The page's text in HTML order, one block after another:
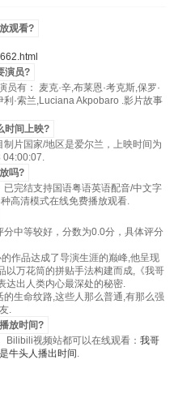
观看?
演员?
有： 麦克·辛,布莱恩·考克斯,保罗·
利·索兰,Luciana Akpobaro .影片故事
时间上映?
片国家/地区是爱尔兰，上映时间为
04:00:07.
吗?
完结支持国语粤语英语配音/中文字
高清模式在线免费播放观看.
中等较好，分数为0.0分，具体评分
作品达成了导演生涯的巅峰,他呈现
以万花筒的拼贴手法构建而成,《我哥
达出人类内心最深处的秘密.
生命纹路,这些人那么普通,有那么强
.
放时间?
Bilibili视频站都可以在线观看： 我哥
牛头人播出时间 .